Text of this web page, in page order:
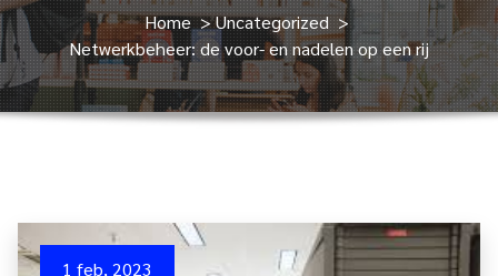
Home>Uncategorized>
Netwerkbeheer: de voor- en nadelen op een rij
1 feb, 2023